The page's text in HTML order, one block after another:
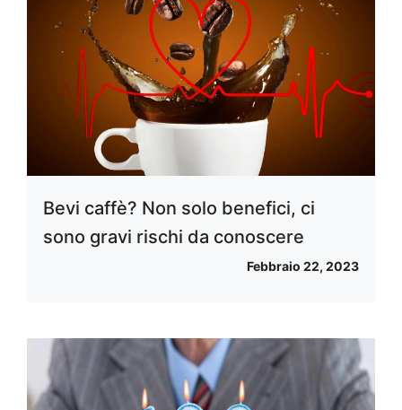
Bevi caffè? Non solo benefici, ci
sono gravi rischi da conoscere
Febbraio 22, 2023